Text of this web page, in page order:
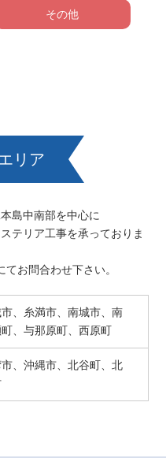
その他
リア
島中南部を中心に
テリア工事を承っておりま
お問合わせ下さい。
、糸満市、南城市、南
、与那原町、西原町
、沖縄市、北谷町、北